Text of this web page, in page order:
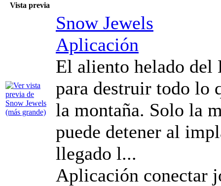
Vista previa
Snow Jewels
Aplicación
El aliento helado del
para destruir todo lo
la montaña. Solo la
puede detener al
llegado l...
Aplicación conectar